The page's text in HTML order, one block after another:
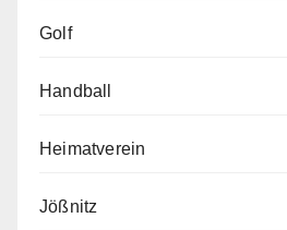
Golf
Handball
Heimatverein
Jößnitz